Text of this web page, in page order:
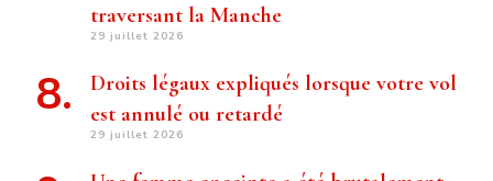
traversant la Manche
29 juillet 2026
Droits légaux expliqués lorsque votre vol
est annulé ou retardé
29 juillet 2026